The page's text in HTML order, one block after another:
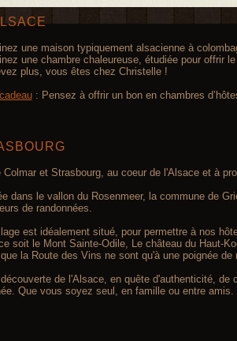
une maison typiquement alsacienne à
une chambre chaleureuse, étudiée pour offrir
plus, vous êtes chez Christelle !
: Pensez à offrir un bon en chambres
Colmar et Strasbourg, au coeur de l'Alsace et à
dans le vallon du Rosenmeer, la commune de
de randonnées.
est idéalement situé, pour permettre à nos
soit le Mont Sainte-Odile, Le château du Haut-
la Route des Vins ne sont qu'à une poignée de
de l'Alsace, en quête d'authenticité,
Que vous soyez seul, en famille ou entre amis.